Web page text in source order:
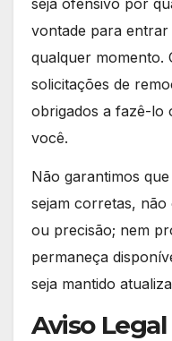
seja ofensivo por
vontade para
qualquer momento.
solicitações de
obrigados a fazê-lo
você.
Não garantimos
sejam corretas, não
ou precisão; nem
permaneça
seja mantido
Aviso Legal